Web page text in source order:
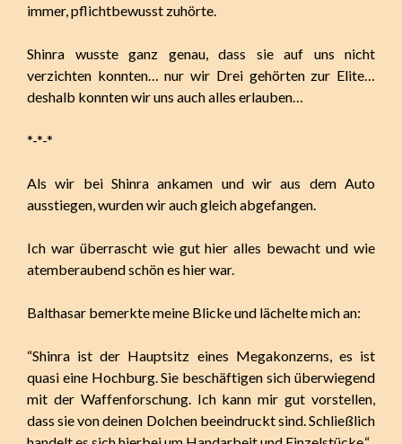
immer, pflichtbewusst zuhörte.
Shinra wusste ganz genau, dass sie auf uns nicht
verzichten konnten… nur wir Drei gehörten zur Elite…
deshalb konnten wir uns auch alles erlauben…
*-*-*
Als wir bei Shinra ankamen und wir aus dem Auto
ausstiegen, wurden wir auch gleich abgefangen.
Ich war überrascht wie gut hier alles bewacht und wie
atemberaubend schön es hier war.
Balthasar bemerkte meine Blicke und lächelte mich an:
“Shinra ist der Hauptsitz eines Megakonzerns, es ist
quasi eine Hochburg. Sie beschäftigen sich überwiegend
mit der Waffenforschung. Ich kann mir gut vorstellen,
dass sie von deinen Dolchen beeindruckt sind. Schließlich